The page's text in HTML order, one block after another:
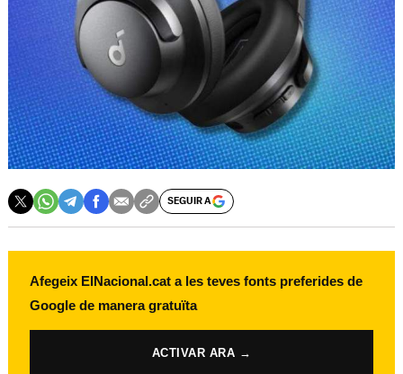
SEGUIR A
Afegeix ElNacional.cat a les teves fonts preferides de
Google de manera gratuïta
ACTIVAR ARA →